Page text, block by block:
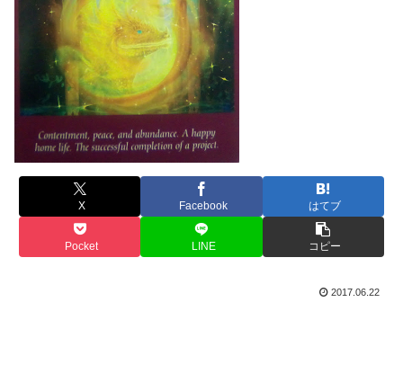
X Facebook はてブ
Pocket LINE コピー
2017.06.22